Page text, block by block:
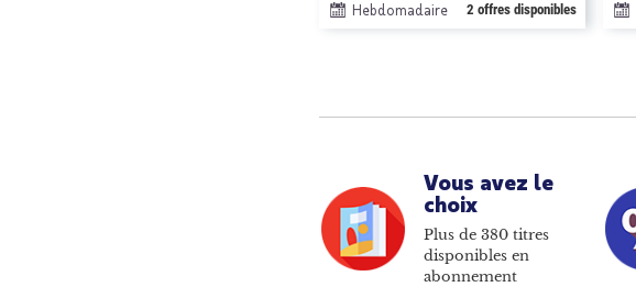
Hebdomadaire 2 offres disponibles
Vous avez le
choix
Plus de 380 titres
disponibles en
abonnement